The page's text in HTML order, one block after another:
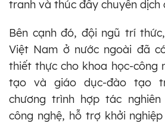
tranh và thúc đẩy chuyển dịch
Bên cạnh đó, đội ngũ trí
Việt Nam ở nước ngoài đã
thiết thực cho khoa học-công
tạo và giáo dục-đào tạo
chương trình hợp tác
công nghệ, hỗ trợ khởi